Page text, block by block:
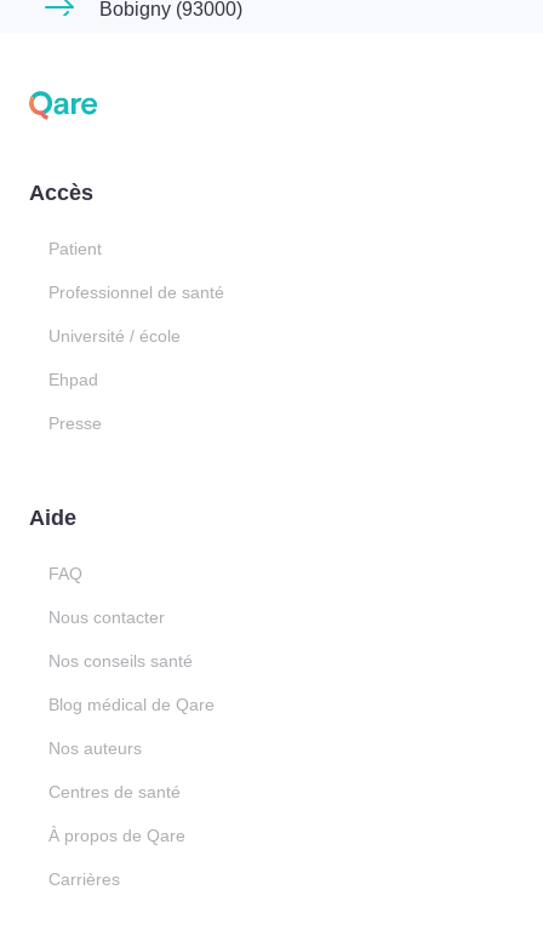
Bobigny (93000)
Accès
Patient
Professionnel de santé
Université / école
Ehpad
Presse
Aide
FAQ
Nous contacter
Nos conseils santé
Blog médical de Qare
Nos auteurs
Centres de santé
À propos de Qare
Carrières